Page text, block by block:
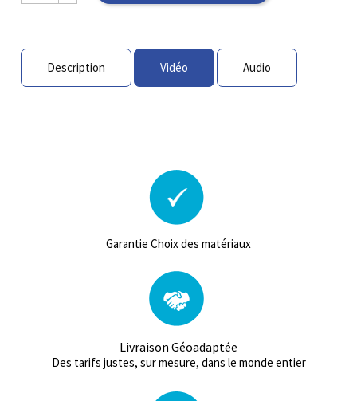
Description Vidéo Audio
Garantie Choix des matériaux
Livraison Géoadaptée
Des tarifs justes, sur mesure, dans le monde entier